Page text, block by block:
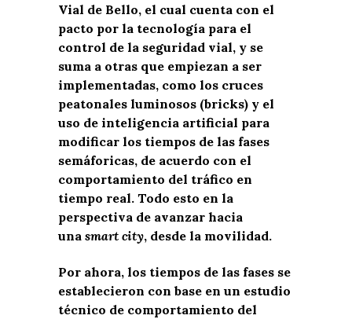
Vial de Bello, el cual cuenta con el
pacto por la tecnología para el
control de la seguridad vial, y se
suma a otras que empiezan a ser
implementadas, como los cruces
peatonales luminosos (bricks) y el
uso de inteligencia artificial para
modificar los tiempos de las fases
semáforicas, de acuerdo con el
comportamiento del tráfico en
tiempo real. Todo esto en la
perspectiva de avanzar hacia
una smart city, desde la movilidad.
Por ahora, los tiempos de las fases se
establecieron con base en un estudio
técnico de comportamiento del